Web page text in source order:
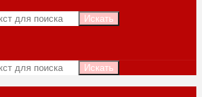
Искать
Искать